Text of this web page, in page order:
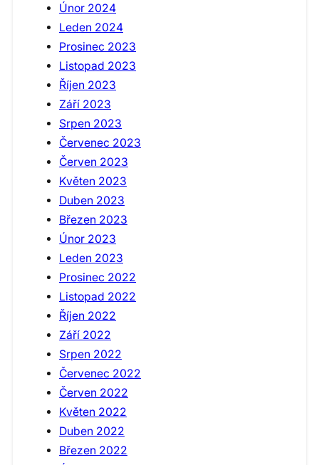
Únor 2024
Leden 2024
Prosinec 2023
Listopad 2023
Říjen 2023
Září 2023
Srpen 2023
Červenec 2023
Červen 2023
Květen 2023
Duben 2023
Březen 2023
Únor 2023
Leden 2023
Prosinec 2022
Listopad 2022
Říjen 2022
Září 2022
Srpen 2022
Červenec 2022
Červen 2022
Květen 2022
Duben 2022
Březen 2022